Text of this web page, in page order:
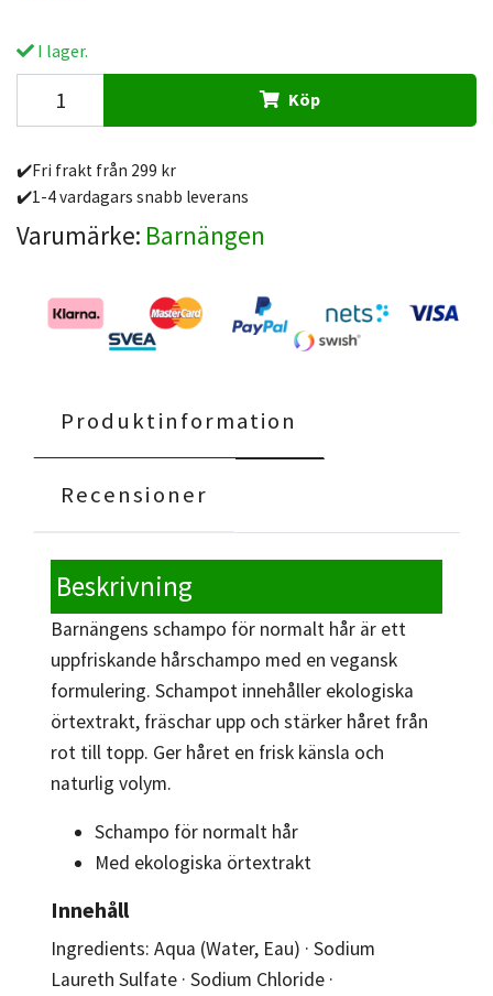
I lager.
Köp
✔️Fri frakt från 299 kr
✔️1-4 vardagars snabb leverans
Varumärke: Barnängen
Produktinformation
Recensioner
Beskrivning
Barnängens schampo för normalt hår är ett
uppfriskande hårschampo med en vegansk
formulering. Schampot innehåller ekologiska
örtextrakt, fräschar upp och stärker håret från
rot till topp. Ger håret en frisk känsla och
naturlig volym.
Schampo för normalt hår
Med ekologiska örtextrakt
Innehåll
Ingredients: Aqua (Water, Eau) · Sodium
Laureth Sulfate · Sodium Chloride ·